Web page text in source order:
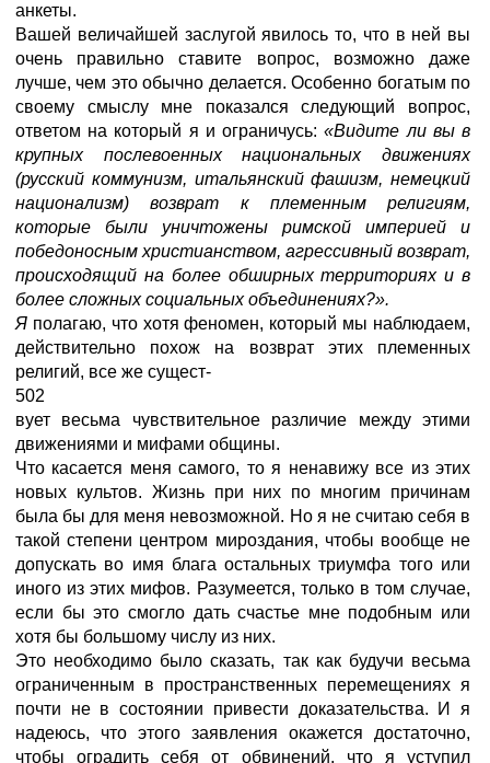
анкеты.
Вашей величайшей заслугой явилось то, что в ней вы
очень правильно ставите вопрос, возможно даже
лучше, чем это обычно делается. Особенно богатым по
своему смыслу мне показался следующий вопрос,
ответом на который я и ограничусь:«Видите ли вы в
крупных послевоенных национальных движениях
(русский коммунизм, итальянский фашизм, немецкий
национализм) возврат к племенным религиям,
которые были уничтожены римской империей и
победоносным христианством, агрессивный возврат,
происходящий на более обширных территориях и в
более сложных социальных объединениях?».
Я полагаю, что хотя феномен, который мы наблюдаем,
действительно похож на возврат этих племенных
религий, все же сущест-
502
вует весьма чувствительное различие между этими
движениями и мифами общины.
Что касается меня самого, то я ненавижу все из этих
новых культов. Жизнь при них по многим причинам
была бы для меня невозможной. Но я не считаю себя в
такой степени центром мироздания, чтобы вообще не
допускать во имя блага остальных триумфа того или
иного из этих мифов. Разумеется, только в том случае,
если бы это смогло дать счастье мне подобным или
хотя бы большому числу из них.
Это необходимо было сказать, так как будучи весьма
ограниченным в пространственных перемещениях я
почти не в состоянии привести доказательства. И я
надеюсь, что этого заявления окажется достаточно,
чтобы оградить себя от обвинений, что я уступил